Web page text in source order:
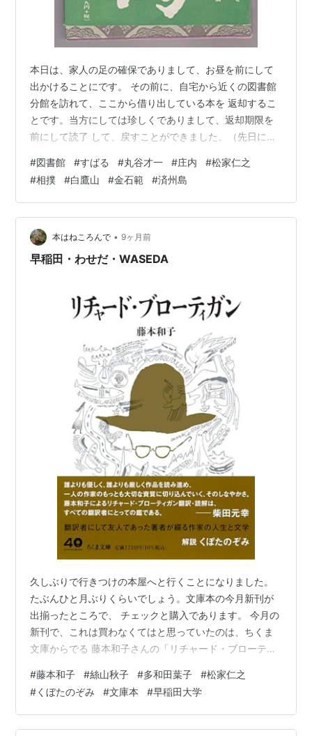
本日は、家人の足の確保でありまして、お昼を前にして
出かけることにです。 その前に、自宅から近くの図書館
分館を訪れて、ここから借り出している本を 返却するこ
とです。当方にしては珍しくでありまして、返却期限を
前にして読了 して、戻すことができました。（先日にチ
し読むのを急いだのですが、昨日には予約が取り消され
ていま した。もっとゆっくりでもよかったのかな。） 家
人を目的の場所でおろした後は、図書館本館へといきま
して、新着資料、 新聞、雑誌をすこしのぞくことにで
す。 新聞は、日本経済新聞にあるという松家仁之さんの
丸谷才一話題の文章 を探すことですが…
#図書館 #すばる #丸谷才一 #庄内 #松家仁之
#相撲 #白鷹山 #金石範 #済州島
本はねころんで • 9ヶ月前
早稲田・わせだ・WASEDA
久しぶりで行きつけの本屋へと行くことになりました。
たぶんひと月ぶりくらいでしょう。文庫本の今月新刊が
出揃ったところで、 チェックと購入であります。 今月の
新刊で、これは買わなくてはと思っていたのは、ちくま
文庫からでる 藤本和子さんの「リチャード・ブローティ
ので、「ブローティガン」には、あまり興味がなくて
も、藤本さん とくぼたさんの名前に引かれて、まずは購
入です。 藤本和子さんは、このところ斎藤真理子、くぼ
たのぞみ、岸本佐和子さんたち のあと押しがあって、存
#藤本和子 #絲山秋子 #多和田葉子 #松家仁之
#くぼたのぞみ #文庫本 #早稲田大学